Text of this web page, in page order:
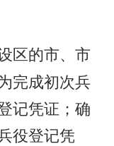
区的市、市
完成初次兵
记凭证；确
役登记凭